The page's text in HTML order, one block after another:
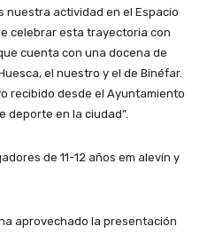
nuestra actividad en el Espacio
celebrar esta trayectoria con
cuenta con una docena de
el nuestro y el de Binéfar.
recibido desde el Ayuntamiento
deporte en la ciudad”.
de 11-12 años em alevín y
aprovechado la presentación